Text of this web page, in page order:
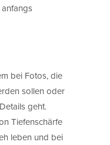
bei Fotos, die
sollen oder
geht.
Tiefenschärfe
leben und bei